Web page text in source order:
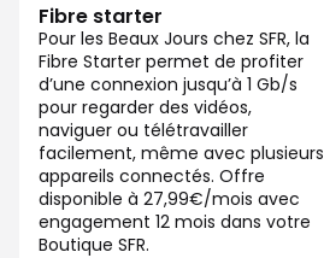
Fibre starter
Pour les Beaux Jours chez SFR, la
Fibre Starter permet de profiter
d’une connexion jusqu’à 1 Gb/s
pour regarder des vidéos,
naviguer ou télétravailler
facilement, même avec plusieurs
appareils connectés. Offre
disponible à 27,99€/mois avec
engagement 12 mois dans votre
Boutique SFR.